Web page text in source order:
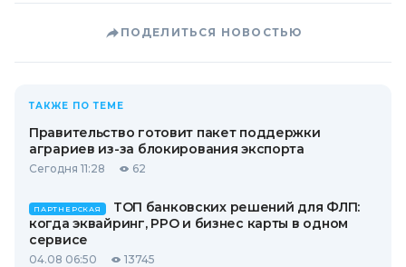
ПОДЕЛИТЬСЯ НОВОСТЬЮ
ТАКЖЕ ПО ТЕМЕ
Правительство готовит пакет поддержки
аграриев из-за блокирования экспорта
Сегодня 11:28 62
ПАРТНЕРСКАЯ
ТОП банковских решений для ФЛП:
когда эквайринг, РРО и бизнес карты в одном
сервисе
04.08 06:50 13745